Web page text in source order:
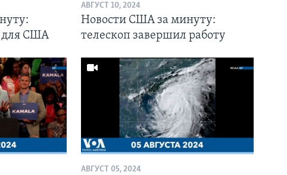
для США
АВГУСТ 10, 2024
Новости США за минуту:
телескоп завершил работу
АВГУСТ 05, 2024